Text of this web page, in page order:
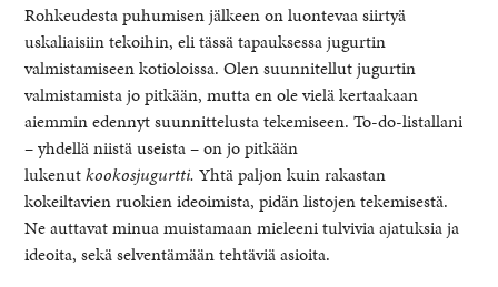
Rohkeudesta puhumisen jälkeen on luontevaa siirtyä
uskaliaisiin tekoihin, eli tässä tapauksessa jugurtin
valmistamiseen kotioloissa. Olen suunnitellut jugurtin
valmistamista jo pitkään, mutta en ole vielä kertaakaan
aiemmin edennyt suunnittelusta tekemiseen. To-do-listallani
– yhdellä niistä useista – on jo pitkään
lukenutkookosjugurtti.Yhtä paljon kuin rakastan
kokeiltavien ruokien ideoimista, pidän listojen tekemisestä.
Ne auttavat minua muistamaan mieleeni tulvivia ajatuksia ja
ideoita, sekä selventämään tehtäviä asioita.